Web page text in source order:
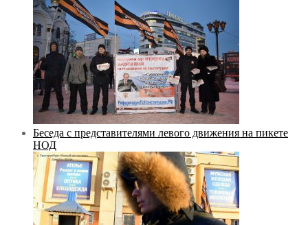
Беседа с представителями левого движения на пикете
НОД